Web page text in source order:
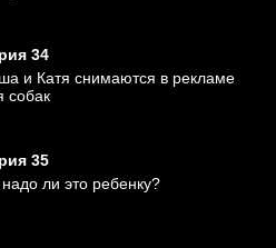
34
и Катя снимаются в рекламе
собак
35
ли это ребенку?